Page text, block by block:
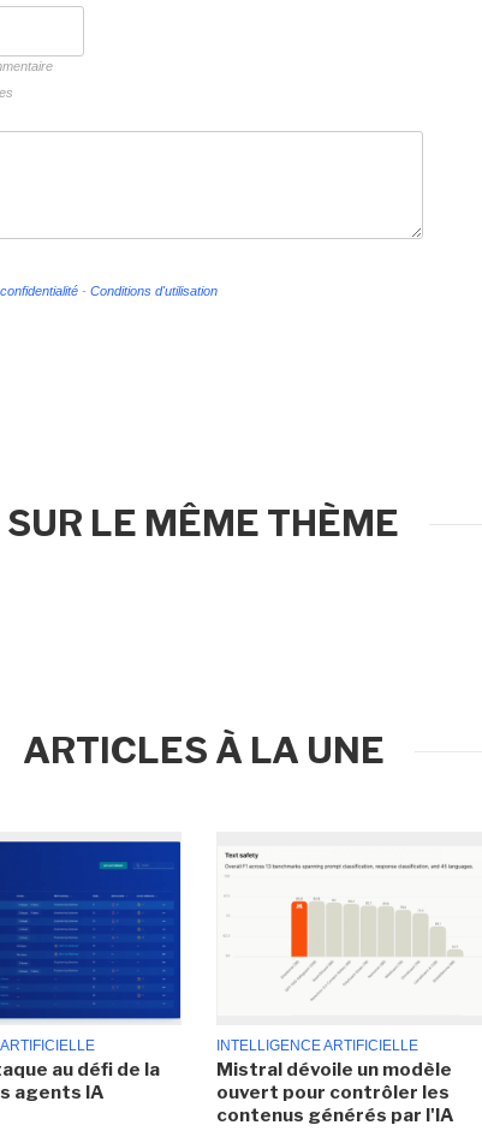
- Conditions d'utilisation
SUR LE MÊME THÈME
ARTICLES À LA UNE
au défi de la
agents IA
INTELLIGENCE ARTIFICIELLE
Mistral dévoile un modèle
ouvert pour contrôler les
contenus générés par l'IA